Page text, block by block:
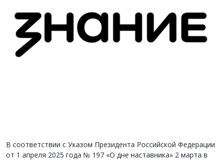
В соответствии с Указом Президента Российской Федерации
от 1 апреля 2025 года № 197 «О дне наставника» 2 марта в